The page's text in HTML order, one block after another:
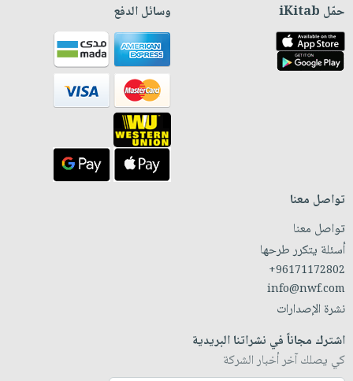
حمّل iKitab وسائل الدفع
تواصل معنا
تواصل معنا
أسئلة يتكرر طرحها
+96171172802
info@nwf.com
نشرة الإصدارات
اشترك مجاناً في نشراتنا البريدية
كي يصلك آخر أخبار الشركة